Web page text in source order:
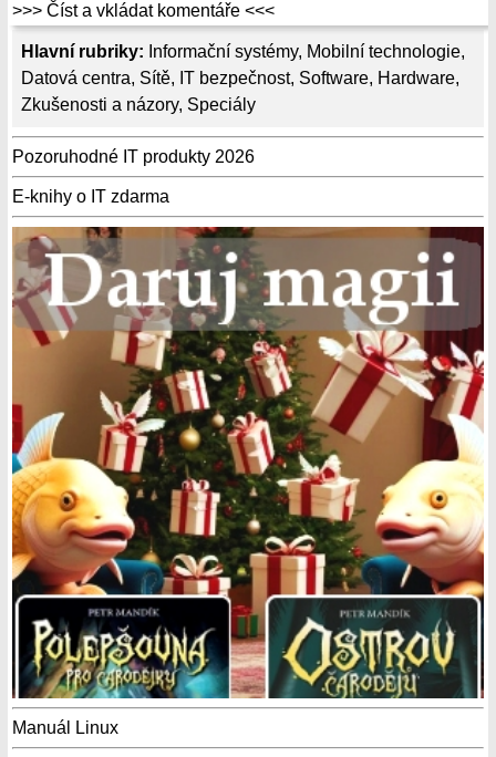
Hlavní rubriky: Informační systémy, Mobilní technologie,
Datová centra, Sítě, IT bezpečnost, Software, Hardware,
Zkušenosti a názory, Speciály
Pozoruhodné IT produkty 2026
E-knihy o IT zdarma
Manuál Linux
>>> Číst a vkládat komentáře <<<